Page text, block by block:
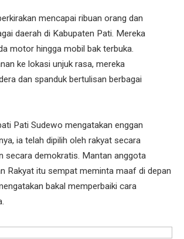
mencapai ribuan orang dan
daerah di Kabupaten Pati. Mereka
motor hingga mobil bak terbuka.
ke lokasi unjuk rasa, mereka
dan spanduk bertulisan berbagai
Pati Sudewo mengatakan enggan
ia telah dipilih oleh rakyat secara
secara demokratis. Mantan anggota
Rakyat itu sempat meminta maaf di depan
bakal memperbaiki cara